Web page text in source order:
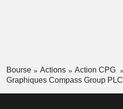
Bourse Actions
Action CPG
Graphiques Compass Group PLC